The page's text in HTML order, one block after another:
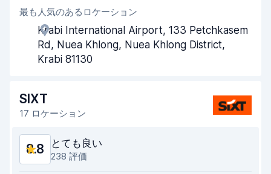
手際の良さ
受け取り時間
返却時間
車両の清潔さ 9.4
車両の状態
最も人気のあるロケーション
Krabi International Airport, 133 Petchkasem
Rd, Nuea Khlong, Nuea Khlong District,
Krabi 81130
SIXT
17 ロケーション
8.8 とても良い
238 評価